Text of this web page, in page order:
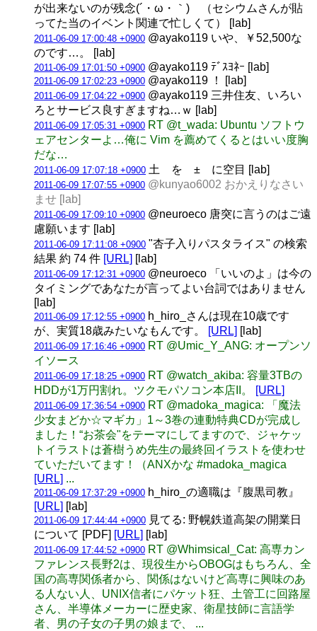
が出来ないのが残念(´・ω・｀) （セシウムさんが貼
ってた当のイベント関連で忙しくて） [lab]
2011-06-09 17:00:48 +0900 @ayako119 いや、￥52,500な
のです…。 [lab]
2011-06-09 17:01:50 +0900 @ayako119 ﾃﾞｽﾖﾈｰ [lab]
2011-06-09 17:02:23 +0900 @ayako119 ！ [lab]
2011-06-09 17:04:22 +0900 @ayako119 三井住友、いろい
ろとサービス良すぎますね…ｗ [lab]
2011-06-09 17:05:31 +0900 RT @t_wada: Ubuntu ソフトウ
ェアセンターよ…俺に Vim を薦めてくるとはいい度胸
だな…
2011-06-09 17:07:18 +0900 土 を ± に空目 [lab]
2011-06-09 17:07:55 +0900 @kunyao6002 おかえりなさい
ませ [lab]
2011-06-09 17:09:10 +0900 @neuroeco 唐突に言うのはご遠
慮願います [lab]
2011-06-09 17:11:08 +0900 "杏子入りパスタライス" の検索
結果 約 74 件 [URL] [lab]
2011-06-09 17:12:31 +0900 @neuroeco 「いいのよ」は今の
タイミングであなたが言ってよい台詞ではありません
[lab]
2011-06-09 17:12:55 +0900 h_hiro_さんは現在10歳です
が、実質18歳みたいなもんです。
[URL] [lab]
2011-06-09 17:16:46 +0900 RT @Umic_Y_ANG: オープンソ
イソース
2011-06-09 17:18:25 +0900 RT @watch_akiba: 容量3TBの
HDDが1万円割れ。ツクモパソコン本店II。
[URL]
2011-06-09 17:36:54 +0900 RT @madoka_magica: 「魔法
少女まどか☆マギカ」1～3巻の連動特典CDが完成し
ました！“お茶会"をテーマにしてますので、ジャケッ
トイラストは蒼樹うめ先生の最終回イラストを使わせ
ていただいてます！（ANXかな #madoka_magica
[URL] ...
2011-06-09 17:37:29 +0900 h_hiro_の適職は『腹黒司教』
[URL] [lab]
2011-06-09 17:44:44 +0900 見てる: 野幌鉄道高架の開業日
について [PDF] [URL] [lab]
2011-06-09 17:44:52 +0900 RT @Whimsical_Cat: 高専カン
ファレンス長野2は、現役生からOBOGはもちろん、全
国の高専関係者から、関係はないけど高専に興味のあ
る人ない人、UNIX信者にパケット狂、土管工に回路屋
さん、半導体メーカーに歴史家、衛星技師に言語学
者、男の子女の子男の娘まで、 ...